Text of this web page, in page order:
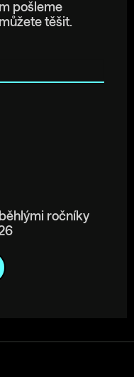
pošleme
těšit.
ročníky